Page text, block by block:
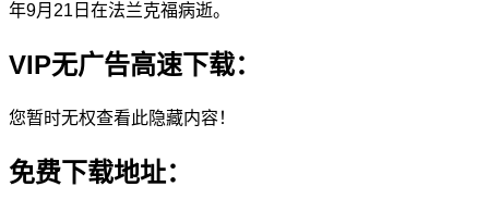
年9月21日在法兰克福病逝。
VIP无广告高速下载：
您暂时无权查看此隐藏内容！
免费下载地址：